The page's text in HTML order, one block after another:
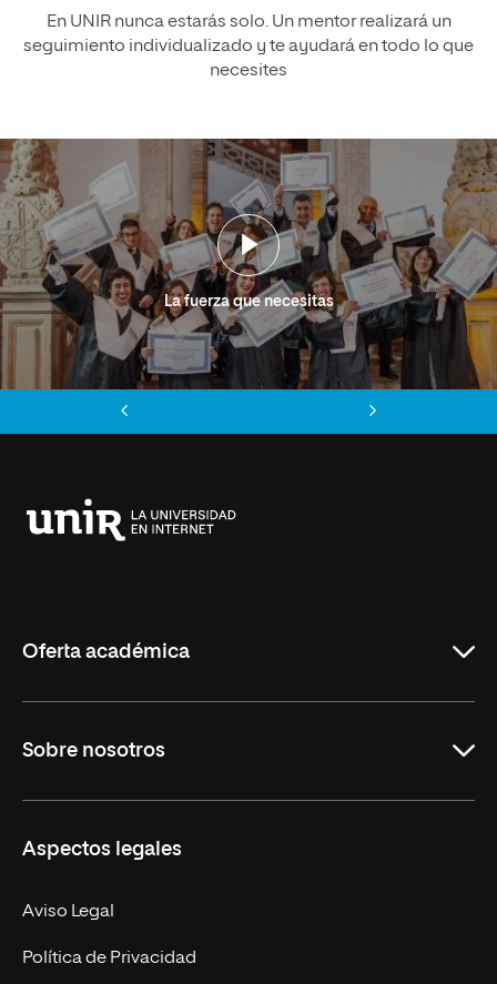
En UNIR nunca estarás solo. Un mentor realizará un
seguimiento individualizado y te ayudará en todo lo que
necesites
La fuerza que necesitas
Oferta académica
Másteres Oficiales
Doctorados
Experto Universitario
Postgrados
Sobre nosotros
Facultades
Nuestro Equipo
Trabaja en UNIR
Aspectos legales
Aviso Legal
Política de Privacidad